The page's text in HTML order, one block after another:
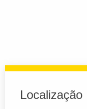
Localização